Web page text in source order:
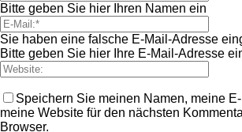
Bitte geben Sie hier Ihren Namen ein
Sie haben eine falsche E-Mail-Adresse
Bitte geben Sie hier Ihre E-Mail-Adresse
Speichern Sie meinen Namen, meine
meine Website für den nächsten
Browser.